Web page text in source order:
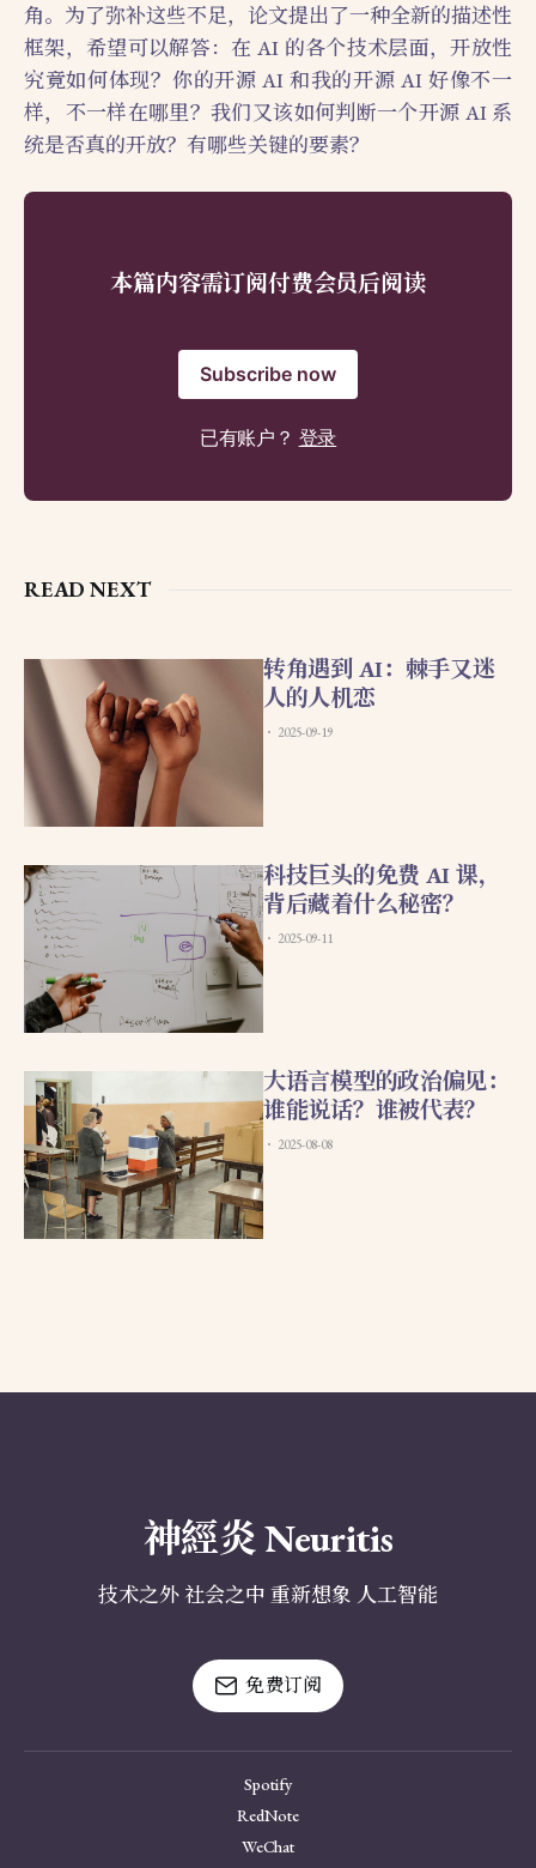
角。为了弥补这些不足，论文提出了一种全新的描述性
框架，希望可以解答：在 AI 的各个技术层面，开放性
究竟如何体现？你的开源 AI 和我的开源 AI 好像不一
样，不一样在哪里？我们又该如何判断一个开源 AI 系
统是否真的开放？有哪些关键的要素？
本篇内容需订阅付费会员后阅读
Subscribe now
已有账户？ 登录
READ NEXT
转角遇到 AI：棘手又迷
人的人机恋
2025-09-19
科技巨头的免费 AI 课，
背后藏着什么秘密？
2025-09-11
大语言模型的政治偏见：
谁能说话？谁被代表？
2025-08-08
神經炎 Neuritis
技术之外 社会之中 重新想象 人工智能
免费订阅
Spotify
RedNote
WeChat